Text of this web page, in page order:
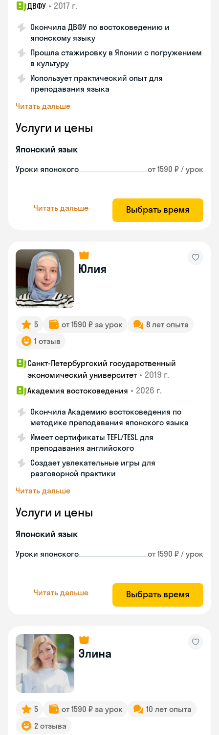
ДВФУ • 2017 г.
Окончила ДВФУ по востоковедению и
японскому языку
Прошла стажировку в Японии с погружением
в культуру
Использует практический опыт для
преподавания языка
Читать дальше
Услуги и цены
Японский язык
Уроки японского от 1590 ₽ / урок
Читать дальше Выбрать время
Юлия
5 от 1590 ₽ за урок
8 лет опыта
1 отзыв
Санкт-Петербургский государственный
экономический университет • 2019 г.
Академия востоковедения • 2026 г.
Окончила Академию востоковедения по
методике преподавания японского языка
Имеет сертификаты TEFL/TESL для
преподавания английского
Создает увлекательные игры для
разговорной практики
Читать дальше
Услуги и цены
Японский язык
Уроки японского от 1590 ₽ / урок
Читать дальше Выбрать время
Элина
5 от 1590 ₽ за урок
10 лет опыта
2 отзыва